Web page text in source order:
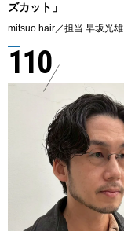
ズカット」
mitsuo hair／担当 早坂光雄
110